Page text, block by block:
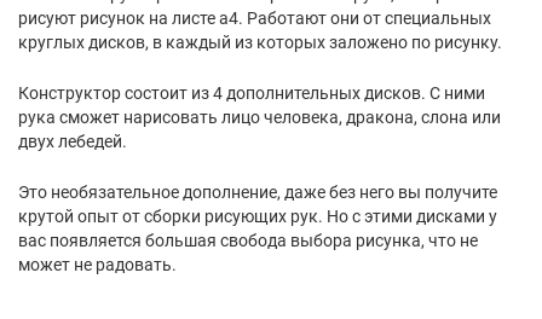
рисуют рисунок на листе а4. Работают они от специальных
круглых дисков, в каждый из которых заложено по рисунку.
Конструктор состоит из 4 дополнительных дисков. С ними
рука сможет нарисовать лицо человека, дракона, слона или
двух лебедей.
Это необязательное дополнение, даже без него вы получите
крутой опыт от сборки рисующих рук. Но с этими дисками у
вас появляется большая свобода выбора рисунка, что не
может не радовать.